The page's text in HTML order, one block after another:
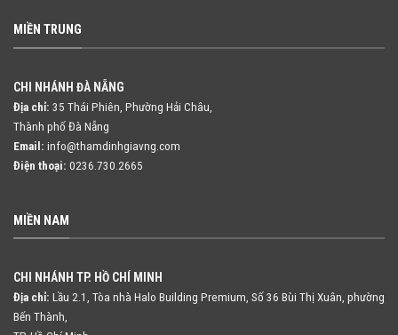
MIỀN TRUNG
CHI NHÁNH ĐÀ NẴNG
Địa chỉ: 35 Thái Phiên, Phường Hải Châu,
Thành phố Đà Nẵng
Email: info@thamdinhgiavng.com
Điện thoại: 0236.730.2665
MIỀN NAM
CHI NHÁNH TP. HỒ CHÍ MINH
Địa chỉ: Lầu 2.1, Tòa nhà Halo Building Premium, Số 36 Bùi Thị Xuân, phường
Bến Thành,